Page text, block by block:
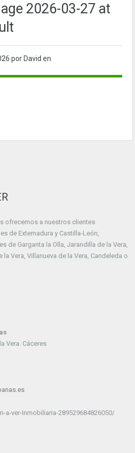
2026-03-27 at
por David en
ofrecemos a nuestros clientes
de Extemadura y Castilla-León,
de Garganta la Olla, Jarandilla de la Vera,
Vera, Villanueva de la Vera, Candeleda o
Vera. Cáceres
ver-Inmobiliaria-289529684826050/